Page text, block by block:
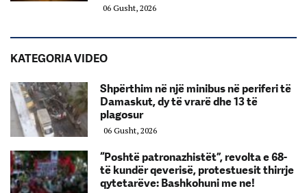
06 Gusht, 2026
KATEGORIA VIDEO
Shpërthim në një minibus në periferi të
Damaskut, dy të vrarë dhe 13 të
plagosur
06 Gusht, 2026
“Poshtë patronazhistët”, revolta e 68-
të kundër qeverisë, protestuesit thirrje
qytetarëve: Bashkohuni me ne!